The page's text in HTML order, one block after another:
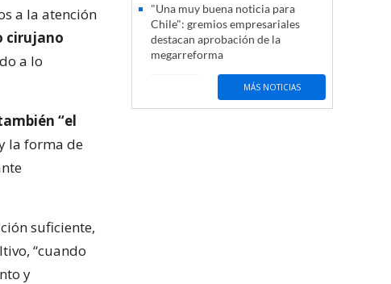
a la atención
cirujano
a lo
“el
la forma de
suficiente,
“cuando
y
"Una muy buena noticia para
Chile": gremios empresariales
destacan aprobación de la
megarreforma
MÁS NOTICIAS